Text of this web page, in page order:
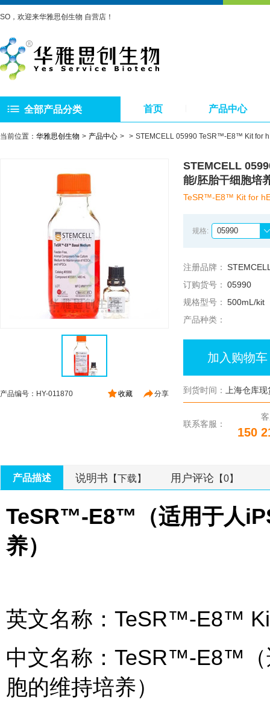
SO，欢迎来华雅思创生物 自营店！
全部产品分类 首页 产品中心
当前位置： 华雅思创生物 产品中心 STEMCELL 05990 TeSR™-E8™ Kit for
分享
收藏
产品编号：HY-011870
STEMCELL
能/胚胎干细胞培
TeSR™-E8™ Kit for
规格: 05990
注册品牌：
订购货号： 05990
规格型号： 500mL/kit
产品种类：
加入购物车
到货时间： 上海仓库
联系客服：
150
产品描述 说明书 【下载】 用户评论 【0】
TeSR™-E8™ （适用于人
养）
英文名称：TeSR™-E8™
中文名称：TeSR™-E8™（
胞的维持培养）